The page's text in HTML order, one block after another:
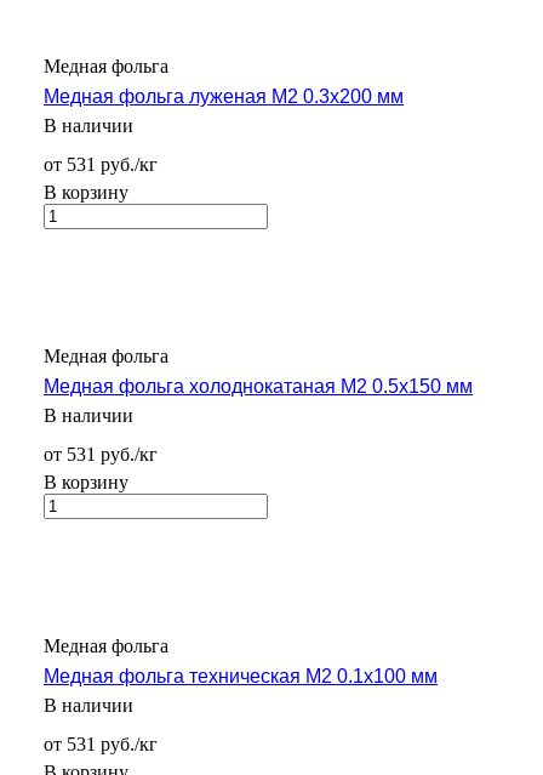
Медная фольга
Медная фольга луженая М2 0.3х200 мм
В наличии
от 531 руб./кг
В корзину
Медная фольга
Медная фольга холоднокатаная М2 0.5х150 мм
В наличии
от 531 руб./кг
В корзину
Медная фольга
Медная фольга техническая М2 0.1х100 мм
В наличии
от 531 руб./кг